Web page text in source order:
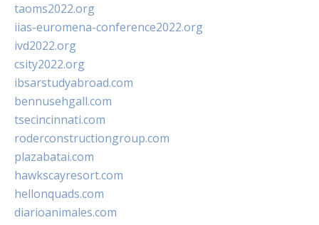
taoms2022.org
iias-euromena-conference2022.org
ivd2022.org
csity2022.org
ibsarstudyabroad.com
bennusehgall.com
tsecincinnati.com
roderconstructiongroup.com
plazabatai.com
hawkscayresort.com
hellonquads.com
diarioanimales.com